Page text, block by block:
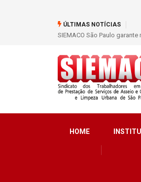
ÚLTIMAS NOTÍCIAS
SIEMACO São Paulo marca
HOME